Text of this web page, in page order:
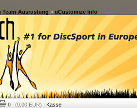
Team-Ausrüstung » uCustomize Info
0 (0,00 EUR) | Kasse